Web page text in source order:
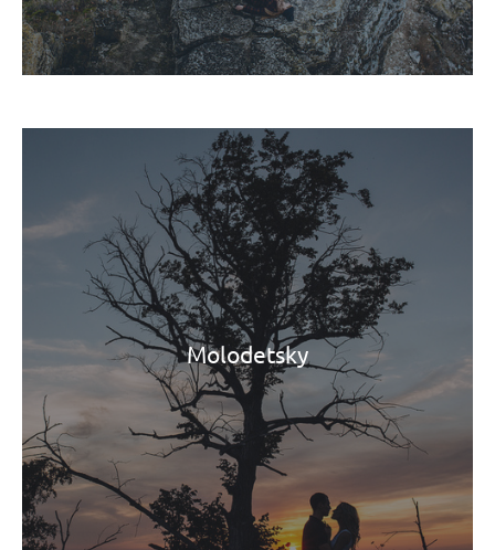
Molodetsky